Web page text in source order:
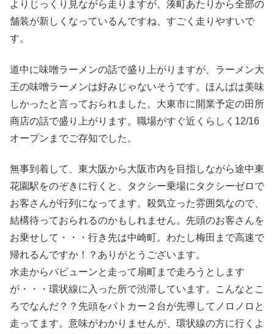
よりじっくり見ながら走りますが、湊町あたりから全部の
舗装が新しくなっているんですね、すごく走りやすいで
す。
道中に味噌ラーメンの話で盛り上がりますが、ラーメン大
王の味噌ラーメンは好みじゃないそうです。ほんばは美味
しかったと言っておられました。大東市に開業予定の田所
商店の話で盛り上がります。職場がすぐ近くらしく12/16
オープンまでご存知でした。
無事到着して、東大阪から大阪市内を目指しながら途中東
花園駅をのぞきに行くと、タクシー乗場にタクシーゼロで
お客さんが行列になってます。殺気立った雰囲気なので、
結構待っておられるのかもしれません。先頭のお客さんを
お乗せして・・・行き先は中崎町。わたし梅田まで高速で
帰れるんですか！？ありがとうございます。
水走からバビューンと走って扇町まで走ろうとします
が・・・環状線に入った所で渋滞しています。こんなとこ
ろでなんだ？？先頭をパトカー２台が先導してノロノロと
走ってます。意味がわかりませんが、環状線の方に行くよ